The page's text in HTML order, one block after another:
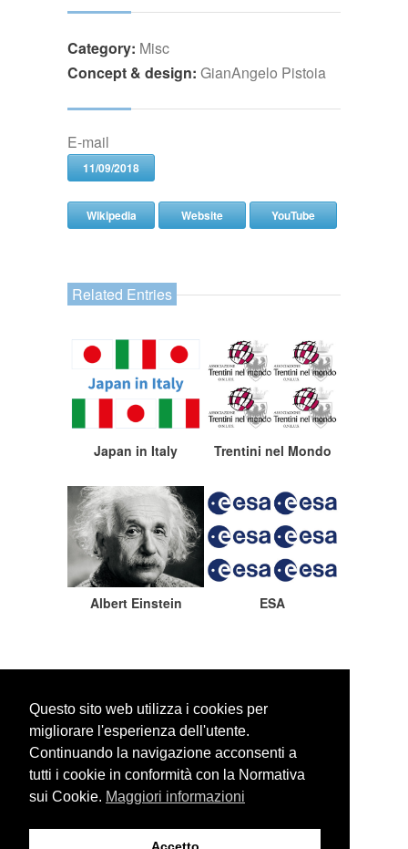
Category: Misc
Concept & design: GianAngelo Pistoia
E-mail
11/09/2018
Wikipedia Website YouTube
Related Entries
Japan in Italy Trentini nel Mondo
Albert Einstein ESA
Questo sito web utilizza i cookies per
migliorare l'esperienza dell'utente.
Continuando la navigazione acconsenti a
tutti i cookie in conformità con la Normativa
sui Cookie. Maggiori informazioni